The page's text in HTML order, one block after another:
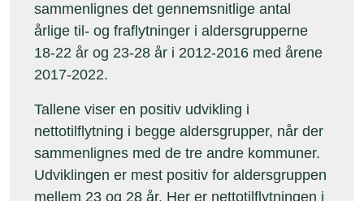
sammenlignes det gennemsnitlige antal
årlige til- og fraflytninger i aldersgrupperne
18-22 år og 23-28 år i 2012-2016 med årene
2017-2022.
Tallene viser en positiv udvikling i
nettotilflytning i begge aldersgrupper, når der
sammenlignes med de tre andre kommuner.
Udviklingen er mest positiv for aldersgruppen
mellem 23 og 28 år. Her er nettotilflytningen i